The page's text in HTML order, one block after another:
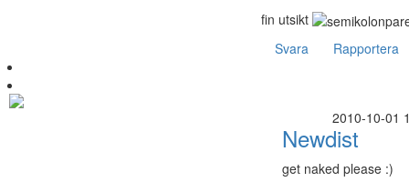
fin utsikt
Svara
Rapportera
2010-10-01
Newdist
get naked please :)